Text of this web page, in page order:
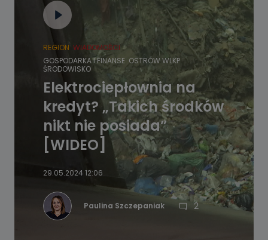
REGION WIADOMOŚCI
GOSPODARKA I FINANSE OSTRÓW WLKP.
ŚRODOWISKO
Elektrociepłownia na
kredyt? „Takich środków
nikt nie posiada”
[WIDEO]
29.05.2024 12:06
Paulina Szczepaniak 2